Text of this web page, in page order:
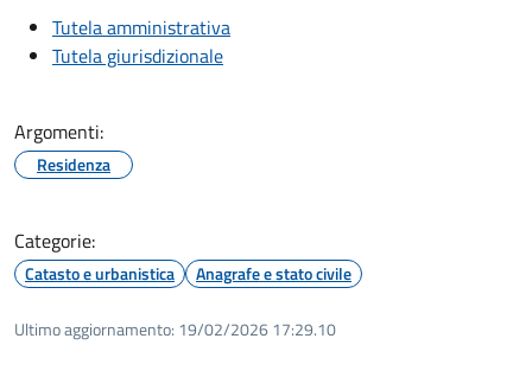
Tutela amministrativa
Tutela giurisdizionale
Argomenti:
Residenza
Categorie:
Catasto e urbanistica Anagrafe e stato civile
Ultimo aggiornamento: 19/02/2026 17:29.10